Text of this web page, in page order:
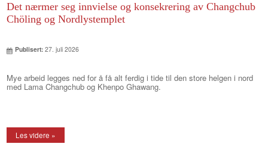
Det nærmer seg innvielse og konsekrering av Changchub
Chöling og Nordlystemplet
Publisert: 27. juli 2026
Mye arbeid legges ned for å få alt ferdig i tide til den store helgen i nord
med Lama Changchub og Khenpo Ghawang.
Les videre »